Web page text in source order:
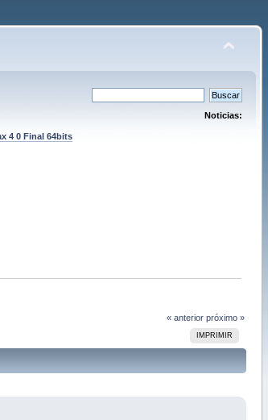
Noticias:
4 0 Final 64bits
« anterior próximo »
IMPRIMIR